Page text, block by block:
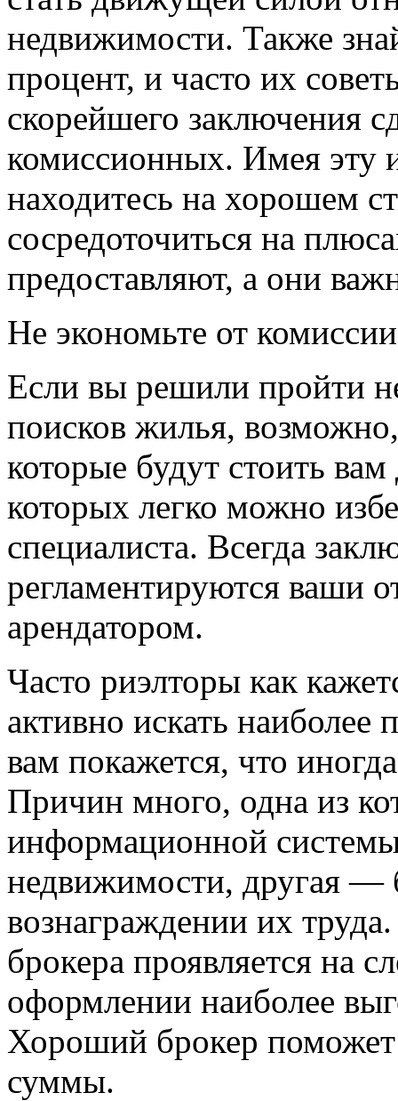
недвижимости. Также
процент, и часто их
скорейшего заключения
комиссионных. Имея эту
находитесь на хорошем
сосредоточиться на
предоставляют, а они
Не экономьте от
Если вы решили пройти
поисков жилья,
которые будут стоить
которых легко можно
специалиста. Всегда
регламентируются ваши
арендатором.
Часто риэлторы как
активно искать
вам покажется, что
Причин много, одна из
информационной
недвижимости, другая —
вознаграждении их
брокера проявляется на
оформлении наиболее
Хороший брокер
суммы.